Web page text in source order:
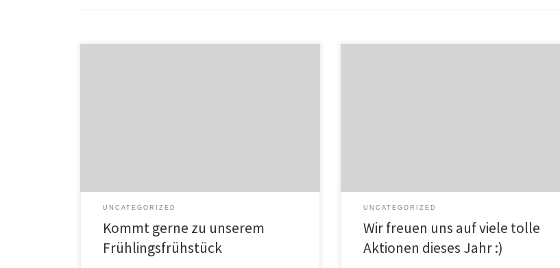
UNCATEGORIZED
Kommt gerne zu unserem
Frühlingsfrühstück
UNCATEGORIZED
Wir freuen uns auf viele tolle
Aktionen dieses Jahr :)